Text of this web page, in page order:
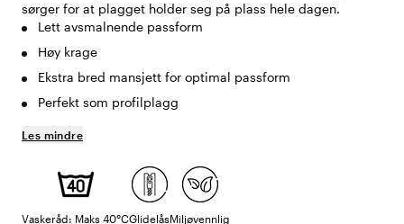
sørger for at plagget holder seg på plass hele dagen.
Lett avsmalnende passform
Høy krage
Ekstra bred mansjett for optimal passform
Perfekt som profilplagg
Les mindre
Vaskeråd: Maks 40°CGlidelåsMiljøvennlig